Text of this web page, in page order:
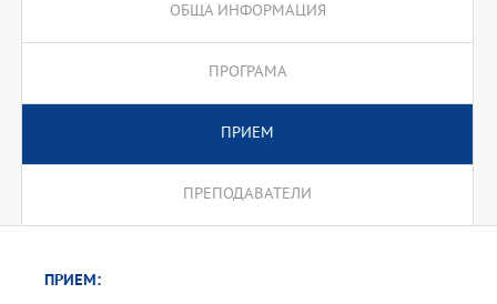
ОБЩА ИНФОРМАЦИЯ
ПРОГРАМА
ПРИЕМ
ПРЕПОДАВАТЕЛИ
ПРИЕМ: